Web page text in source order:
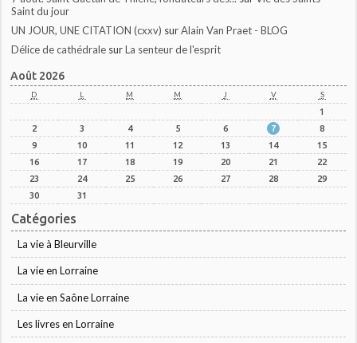
Saint du jour
UN JOUR, UNE CITATION (cxxv) surAlain Van Praet - BLOG
Délice de cathédrale surLa senteur de l'esprit
Août 2026
D L M M J V S
1
2
3 4 5 6 7
8
9
10 11 12 13 14
15
16
17 18 19 20 21
22
23
24 25 26 27 28
29
30
31
Catégories
La vie à Bleurville
La vie en Lorraine
La vie en Saône Lorraine
Les livres en Lorraine